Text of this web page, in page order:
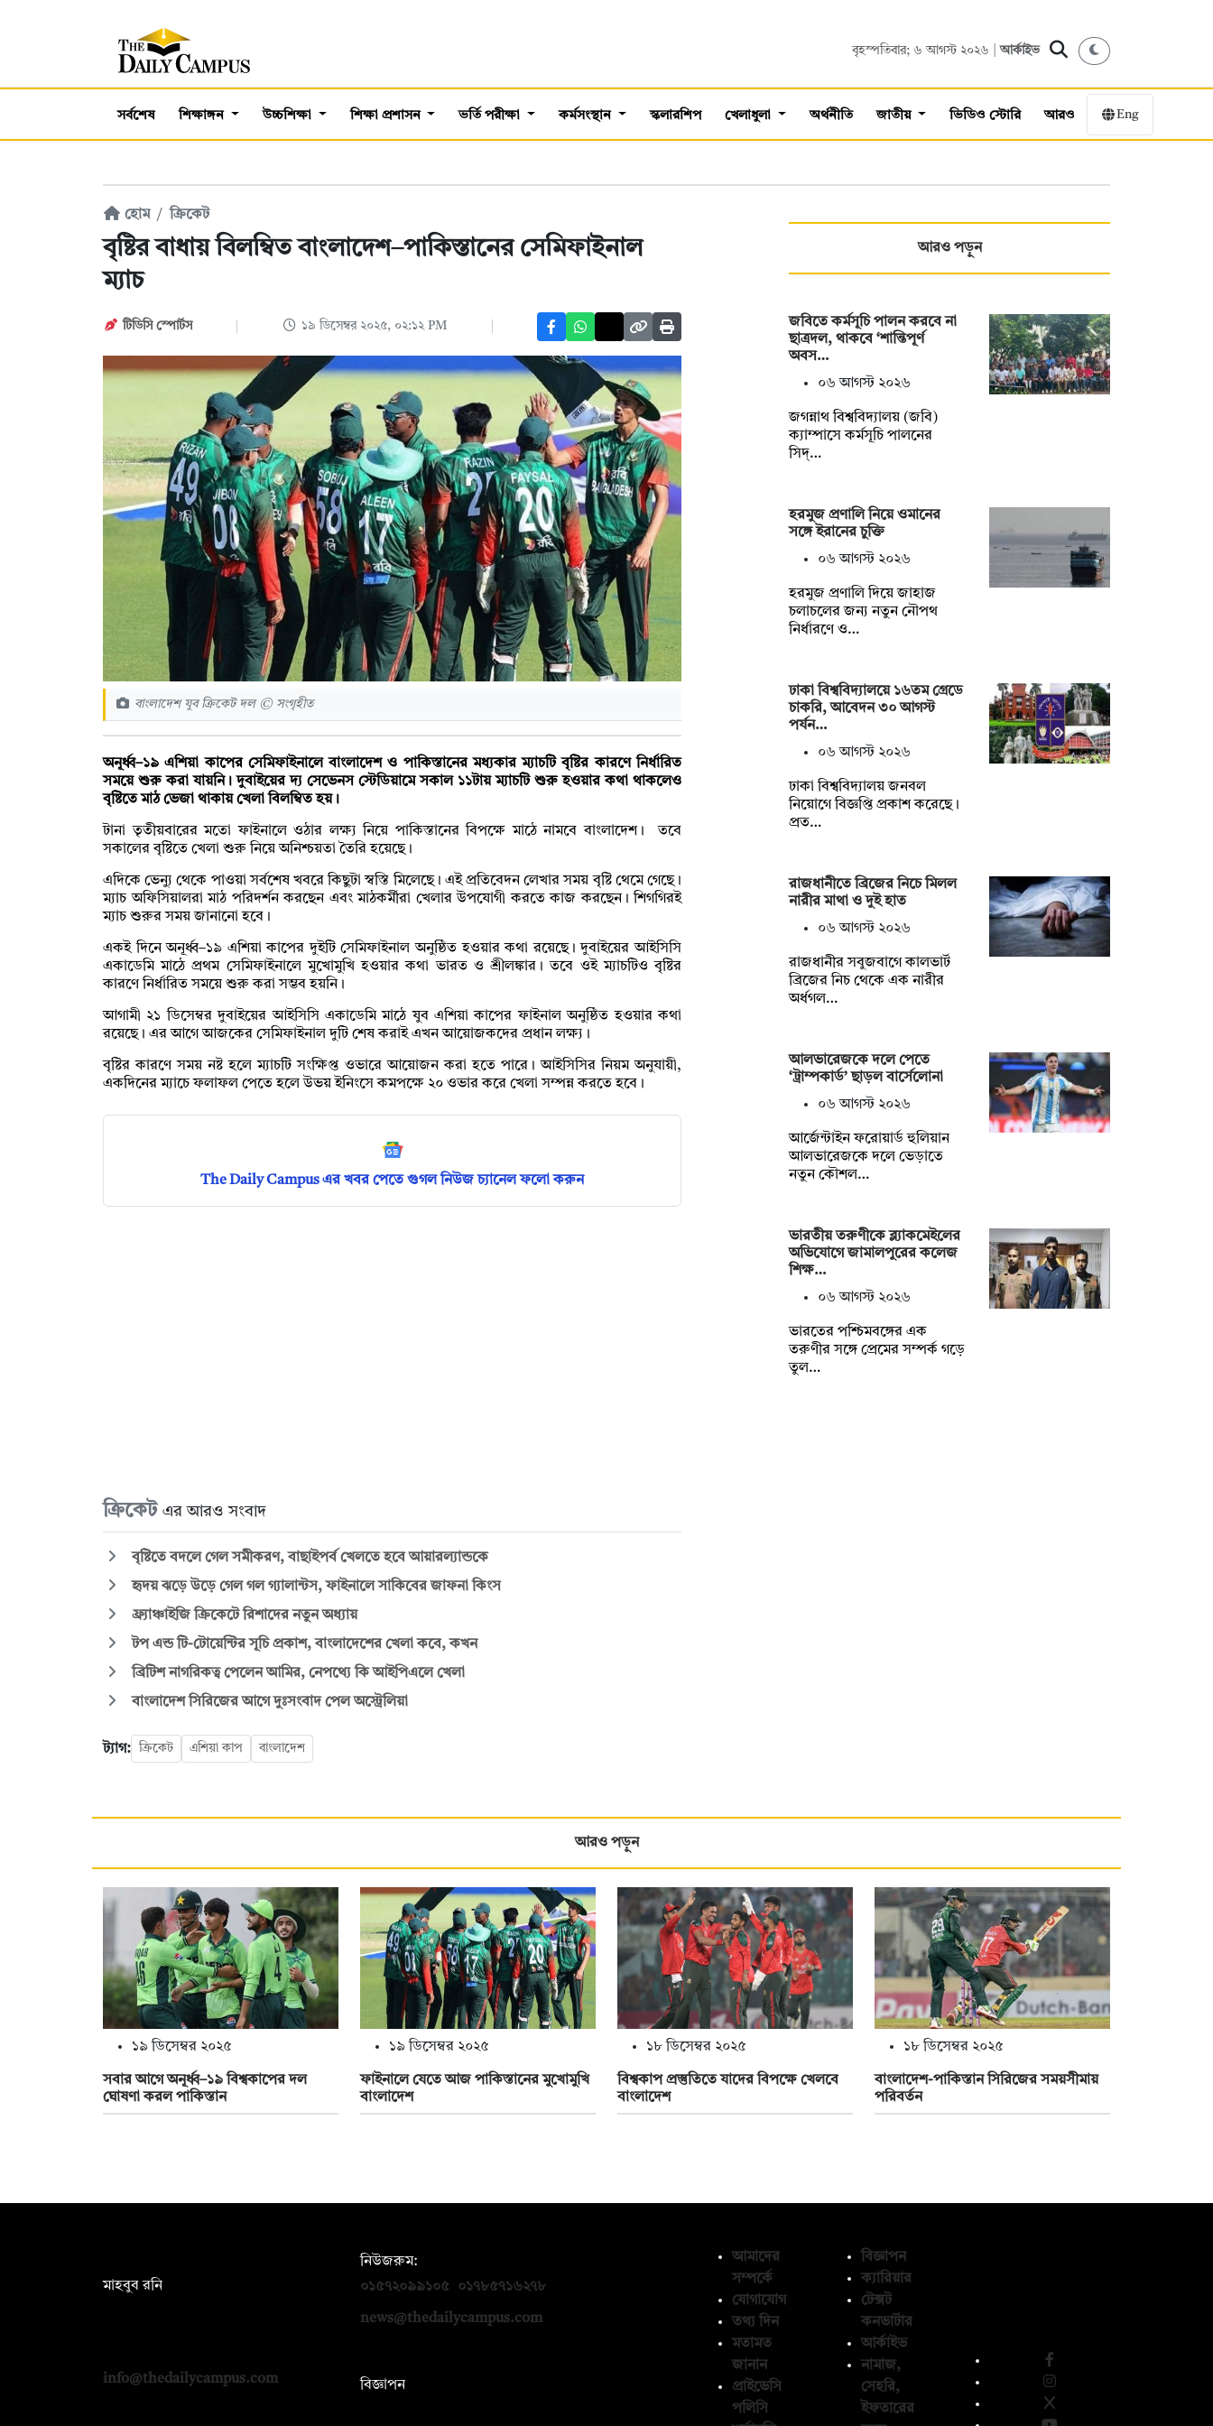
বৃহস্পতিবার; ৬ আগস্ট ২০২৬ |আর্কাইভ
সর্বশেষ শিক্ষাঙ্গন উচ্চশিক্ষা শিক্ষা প্রশাসন ভর্তি পরীক্ষা কর্মসংস্থান স্কলারশিপ খেলাধুলা অর্থনীতি জাতীয় ভিডিও স্টোরি আরও Eng
হোম ক্রিকেট
বৃষ্টির বাধায় বিলম্বিত বাংলাদেশ–পাকিস্তানের সেমিফাইনাল
ম্যাচ
টিডিসি স্পোর্টস ১৯ ডিসেম্বর ২০২৫, ০২:১২ PM
বাংলাদেশ যুব ক্রিকেট দল © সংগৃহীত
অনূর্ধ্ব–১৯ এশিয়া কাপের সেমিফাইনালে বাংলাদেশ ও পাকিস্তানের মধ্যকার ম্যাচটি বৃষ্টির কারণে নির্ধারিত
সময়ে শুরু করা যায়নি। দুবাইয়ের দ্য সেভেনস স্টেডিয়ামে সকাল ১১টায় ম্যাচটি শুরু হওয়ার কথা থাকলেও
বৃষ্টিতে মাঠ ভেজা থাকায় খেলা বিলম্বিত হয়।
টানা তৃতীয়বারের মতো ফাইনালে ওঠার লক্ষ্য নিয়ে পাকিস্তানের বিপক্ষে মাঠে নামবে বাংলাদেশ। তবে
সকালের বৃষ্টিতে খেলা শুরু নিয়ে অনিশ্চয়তা তৈরি হয়েছে।
এদিকে ভেন্যু থেকে পাওয়া সর্বশেষ খবরে কিছুটা স্বস্তি মিলেছে। এই প্রতিবেদন লেখার সময় বৃষ্টি থেমে গেছে।
ম্যাচ অফিসিয়ালরা মাঠ পরিদর্শন করছেন এবং মাঠকর্মীরা খেলার উপযোগী করতে কাজ করছেন। শিগগিরই
ম্যাচ শুরুর সময় জানানো হবে।
একই দিনে অনূর্ধ্ব–১৯ এশিয়া কাপের দুইটি সেমিফাইনাল অনুষ্ঠিত হওয়ার কথা রয়েছে। দুবাইয়ের আইসিসি
একাডেমি মাঠে প্রথম সেমিফাইনালে মুখোমুখি হওয়ার কথা ভারত ও শ্রীলঙ্কার। তবে ওই ম্যাচটিও বৃষ্টির
কারণে নির্ধারিত সময়ে শুরু করা সম্ভব হয়নি।
আগামী ২১ ডিসেম্বর দুবাইয়ের আইসিসি একাডেমি মাঠে যুব এশিয়া কাপের ফাইনাল অনুষ্ঠিত হওয়ার কথা
রয়েছে। এর আগে আজকের সেমিফাইনাল দুটি শেষ করাই এখন আয়োজকদের প্রধান লক্ষ্য।
বৃষ্টির কারণে সময় নষ্ট হলে ম্যাচটি সংক্ষিপ্ত ওভারে আয়োজন করা হতে পারে। আইসিসির নিয়ম অনুযায়ী,
একদিনের ম্যাচে ফলাফল পেতে হলে উভয় ইনিংসে কমপক্ষে ২০ ওভার করে খেলা সম্পন্ন করতে হবে।
The Daily Campus এর খবর পেতে গুগল নিউজ চ্যানেল ফলো করুন
ক্রিকেট এর আরও সংবাদ
বৃষ্টিতে বদলে গেল সমীকরণ, বাছাইপর্ব খেলতে হবে আয়ারল্যান্ডকে
হৃদয় ঝড়ে উড়ে গেল গল গ্যালান্টস, ফাইনালে সাকিবের জাফনা কিংস
ফ্র্যাঞ্চাইজি ক্রিকেটে রিশাদের নতুন অধ্যায়
টপ এন্ড টি-টোয়েন্টির সূচি প্রকাশ, বাংলাদেশের খেলা কবে, কখন
ব্রিটিশ নাগরিকত্ব পেলেন আমির, নেপথ্যে কি আইপিএলে খেলা
বাংলাদেশ সিরিজের আগে দুঃসংবাদ পেল অস্ট্রেলিয়া
ট্যাগ: ক্রিকেট এশিয়া কাপ বাংলাদেশ
আরও পড়ুন
জবিতে কর্মসূচি পালন করবে না
ছাত্রদল, থাকবে ‘শান্তিপূর্ণ
অবস…
০৬ আগস্ট ২০২৬
জগন্নাথ বিশ্ববিদ্যালয় (জবি)
ক্যাম্পাসে কর্মসূচি পালনের
সিদ্…
হরমুজ প্রণালি নিয়ে ওমানের
সঙ্গে ইরানের চুক্তি
০৬ আগস্ট ২০২৬
হরমুজ প্রণালি দিয়ে জাহাজ
চলাচলের জন্য নতুন নৌপথ
নির্ধারণে ও…
ঢাকা বিশ্ববিদ্যালয়ে ১৬তম গ্রেডে
চাকরি, আবেদন ৩০ আগস্ট
পর্যন…
০৬ আগস্ট ২০২৬
ঢাকা বিশ্ববিদ্যালয় জনবল
নিয়োগে বিজ্ঞপ্তি প্রকাশ করেছে।
প্রত…
রাজধানীতে ব্রিজের নিচে মিলল
নারীর মাথা ও দুই হাত
০৬ আগস্ট ২০২৬
রাজধানীর সবুজবাগে কালভার্ট
ব্রিজের নিচ থেকে এক নারীর
অর্ধগল…
আলভারেজকে দলে পেতে
‘ট্রাম্পকার্ড’ ছাড়ল বার্সেলোনা
০৬ আগস্ট ২০২৬
আর্জেন্টাইন ফরোয়ার্ড হুলিয়ান
আলভারেজকে দলে ভেড়াতে
নতুন কৌশল…
ভারতীয় তরুণীকে ব্ল্যাকমেইলের
অভিযোগে জামালপুরের কলেজ
শিক্ষ…
০৬ আগস্ট ২০২৬
ভারতের পশ্চিমবঙ্গের এক
তরুণীর সঙ্গে প্রেমের সম্পর্ক গড়ে
তুল…
আরও পড়ুন
১৯ ডিসেম্বর ২০২৫
সবার আগে অনূর্ধ্ব–১৯ বিশ্বকাপের দল
ঘোষণা করল পাকিস্তান
১৯ ডিসেম্বর ২০২৫
ফাইনালে যেতে আজ পাকিস্তানের মুখোমুখি
বাংলাদেশ
১৮ ডিসেম্বর ২০২৫
বিশ্বকাপ প্রস্তুতিতে যাদের বিপক্ষে খেলবে
বাংলাদেশ
১৮ ডিসেম্বর ২০২৫
বাংলাদেশ-পাকিস্তান সিরিজের সময়সীমায়
পরিবর্তন
মাহবুব রনি
info@thedailycampus.com
নিউজরুম:
০১৫৭২০৯৯১০৫
০১৭৮৫৭১৬২৭৮
news@thedailycampus.com
বিজ্ঞাপন
আমাদের
সম্পর্কে
যোগাযোগ
তথ্য দিন
মতামত
জানান
প্রাইভেসি
পলিসি
বিজ্ঞাপন
ক্যারিয়ার
টেক্সট
কনভার্টার
আর্কাইভ
নামাজ,
সেহরি,
ইফতারের